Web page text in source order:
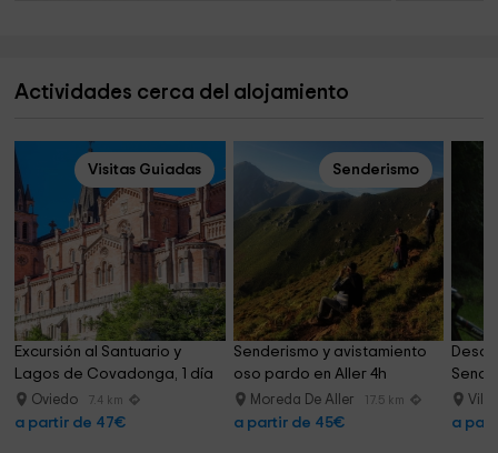
Actividades cerca del alojamiento
Visitas Guiadas
Excursión al Santuario y
Lagos de Covadonga, 1 día
Oviedo 7.4 km
a partir de 47€
Senderismo
Senderismo y avistamiento
oso pardo en Aller 4h
Moreda De Aller 17.5 km
a partir de 45€ a